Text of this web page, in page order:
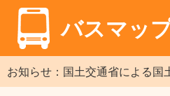
バスマッ
お知らせ：国土交通省による国